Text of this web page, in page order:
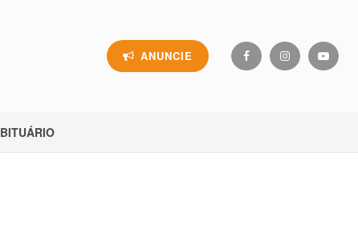
ANUNCIE